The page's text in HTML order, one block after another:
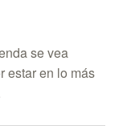
se vea
estar en lo más